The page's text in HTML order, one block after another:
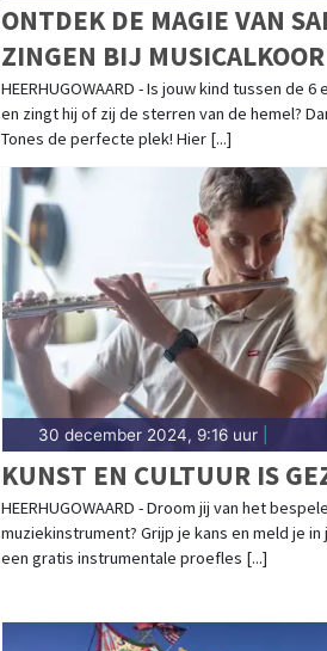
ONTDEK DE MAGIE VAN
ZINGEN BIJ
HEERHUGOWAARD - Is jouw kind tussen de 6
en zingt hij of zij de sterren van de hemel?
Tones de perfecte plek! Hier [...]
30 december 2024, 9:16 uur|
KUNST EN CULTUUR IS
HEERHUGOWAARD - Droom jij van het
muziekinstrument? Grijp je kans en meld je in
een gratis instrumentale proefles [...]